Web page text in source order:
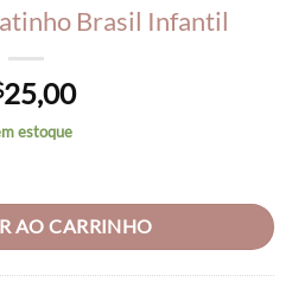
Brasil Infantil
25,00
estoque
quantidade
AO CARRINHO